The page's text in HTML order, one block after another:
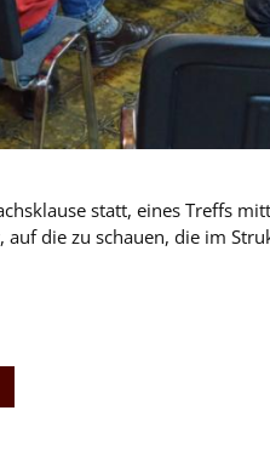
statt, eines Treffs
die zu schauen, die im